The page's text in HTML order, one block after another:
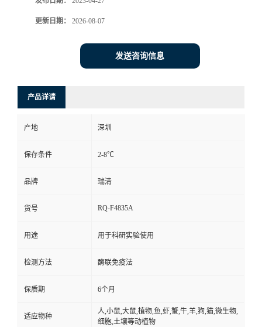
更新日期： 2026-08-07
发送咨询信息
产品详请
产地 深圳
保存条件 2-8℃
品牌 瑞清
货号 RQ-F4835A
用途 用于科研实验使用
检测方法 酶联免疫法
保质期 6个月
适应物种
人,小鼠,大鼠,植物,鱼,虾,蟹,牛,羊,狗,猫,微生物,
细胞,土壤等动植物